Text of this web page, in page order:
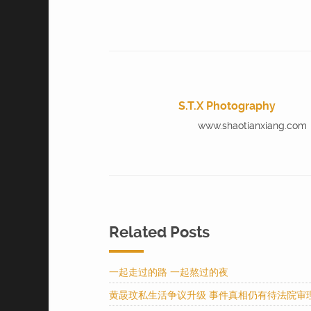
S.T.X Photography
www.shaotianxiang.com
Related Posts
一起走过的路 一起熬过的夜
黄晸玟私生活争议升级 事件真相仍有待法院审